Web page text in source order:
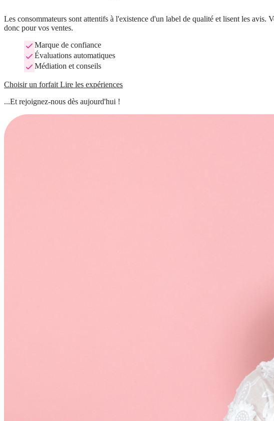
Les consommateurs sont attentifs à l'existence d'un label de qualité et lisent les
donc pour vos ventes.
Marque de confiance
Évaluations automatiques
Médiation et conseils
Choisir un forfait Lire les expériences
...Et rejoignez-nous dès aujourd'hui !